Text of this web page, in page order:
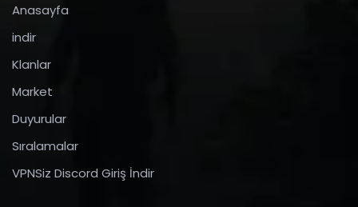
Anasayfa
indir
Klanlar
Market
Duyurular
Sıralamalar
VPNSiz Discord Giriş İndir